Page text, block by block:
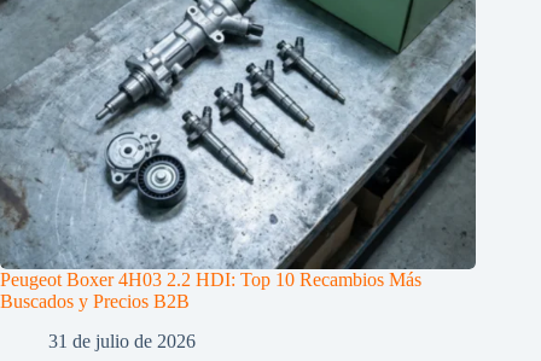
Peugeot Boxer 4H03 2.2 HDI: Top 10 Recambios Más
Buscados y Precios B2B
31 de julio de 2026